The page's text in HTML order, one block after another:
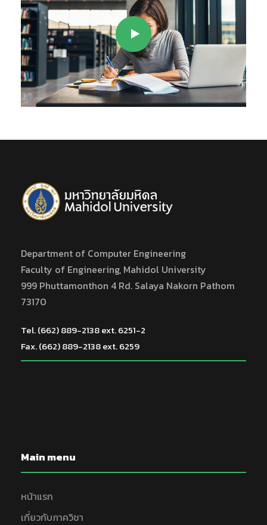
Department of Computer Engineering
Faculty of Engineering, Mahidol University
999 Phuttamonthon 4 Rd. Salaya Nakorn Pathom
73170
Tel. (662) 889-2138 ext. 6251-2
Fax. (662) 889-2138 ext. 6259
Main menu
หน้าแรก
เกี่ยวกับภาควิชา